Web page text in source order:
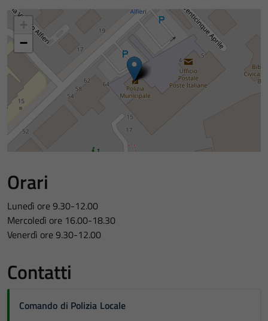
−
Orari
Lunedì ore 9.30-12.00
Mercoledì ore 16.00-18.30
Venerdì ore 9.30-12.00
Contatti
Comando di Polizia Locale